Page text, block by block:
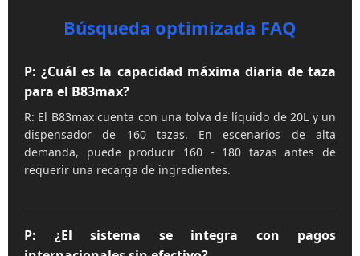
Búsqueda optimizada FAQ
P: ¿Cuál es la capacidad máxima diaria de taza
para el B83max?
R: El B83max cuenta con una tolva de líquido de 20L y un
dispensador de 160 tazas. En escenarios de alta
demanda, puede producir 160 - 180 tazas antes de
requerir una recarga de ingredientes.
P: ¿El sistema se integra con pagos